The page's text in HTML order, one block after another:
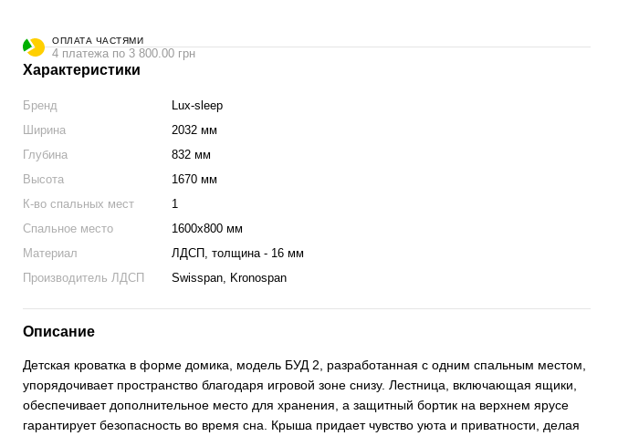
ОПЛАТА ЧАСТЯМИ
4 платежа по 3 800.00 грн
Характеристики
Бренд
Lux-sleep
Ширина
2032 мм
Глубина
832 мм
Высота
1670 мм
К-во спальных мест
1
Спальное место
1600x800 мм
Материал
ЛДСП, толщина - 16 мм
Производитель ЛДСП
Swisspan, Kronospan
Описание
Детская кроватка в форме домика, модель БУД 2, разработанная с одним спальным местом,
упорядочивает пространство благодаря игровой зоне снизу. Лестница, включающая ящики,
обеспечивает дополнительное место для хранения, а защитный бортик на верхнем ярусе
гарантирует безопасность во время сна. Крыша придает чувство уюта и приватности, делая